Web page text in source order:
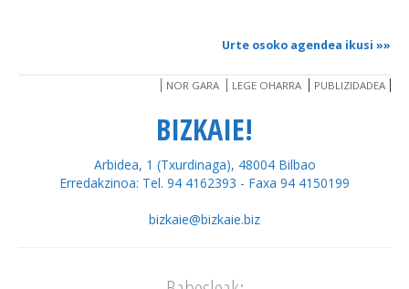
Urte osoko agendea ikusi »»
NOR GARA LEGE OHARRA PUBLIZIDADEA
BIZKAIE!
Arbidea, 1 (Txurdinaga), 48004 Bilbao
Erredakzinoa: Tel. 94 4162393 - Faxa 94 4150199
bizkaie@bizkaie.biz